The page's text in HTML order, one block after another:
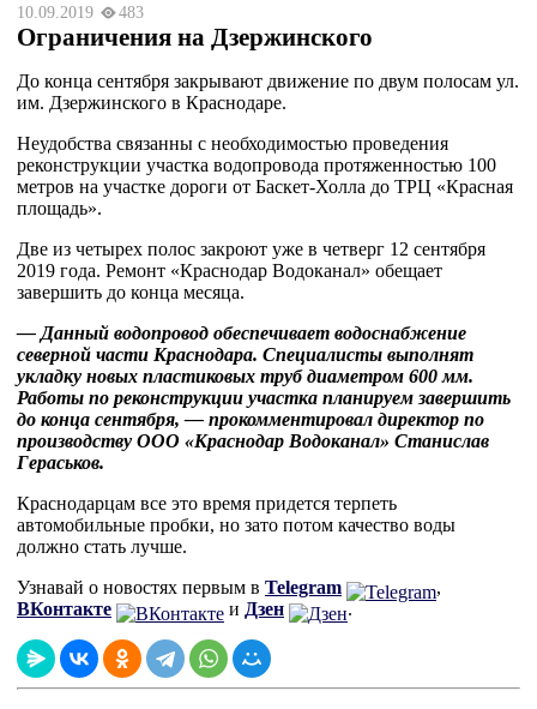
10.09.2019 483
Ограничения на Дзержинского
До конца сентября закрывают движение по двум полосам ул.
им. Дзержинского в Краснодаре.
Неудобства связанны с необходимостью проведения
реконструкции участка водопровода протяженностью 100
метров на участке дороги от Баскет-Холла до ТРЦ «Красная
площадь».
Две из четырех полос закроют уже в четверг 12 сентября
2019 года. Ремонт «Краснодар Водоканал» обещает
завершить до конца месяца.
— Данный водопровод обеспечивает водоснабжение
северной части Краснодара. Специалисты выполнят
укладку новых пластиковых труб диаметром 600 мм.
Работы по реконструкции участка планируем завершить
до конца сентября, — прокомментировал директор по
производству ООО «Краснодар Водоканал» Станислав
Гераськов.
Краснодарцам все это время придется терпеть
автомобильные пробки, но зато потом качество воды
должно стать лучше.
Узнавай о новостях первым в Telegram
,
ВКонтакте
и Дзен .